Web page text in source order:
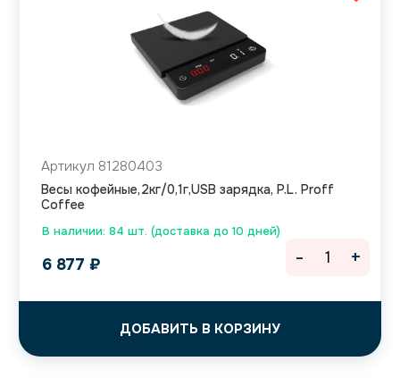
В наличии: 84 шт. (доставка до 10 дней)
Артикул 81280403
Весы кофейные,2кг/0,1г,USB зарядка, P.L. Proff
Coffee
6 877 ₽
ДОБАВИТЬ В КОРЗИНУ
- +